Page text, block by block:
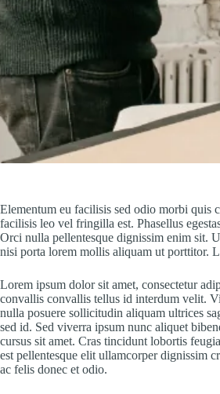
Elementum eu facilisis sed odio morbi quis
facilisis leo vel fringilla est. Phasellus
Orci nulla pellentesque dignissim enim sit.
nisi porta lorem mollis aliquam ut porttitor.
Lorem ipsum dolor sit amet, consectetur
convallis convallis tellus id interdum velit.
nulla posuere sollicitudin aliquam ultrices
sed id. Sed viverra ipsum nunc aliquet
cursus sit amet. Cras tincidunt lobortis
est pellentesque elit ullamcorper dignissim
ac felis donec et odio.